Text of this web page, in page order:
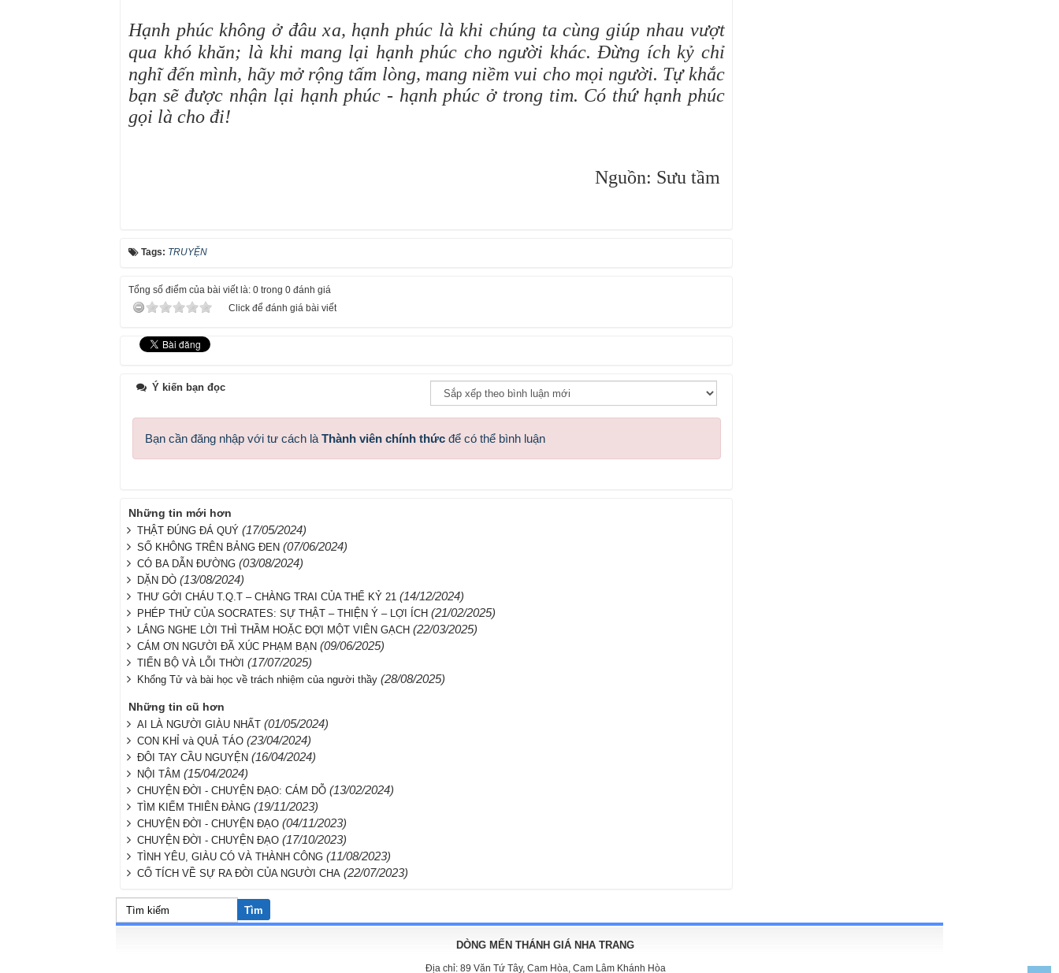
Hạnh phúc không ở đâu xa, hạnh phúc là khi chúng ta cùng giúp nhau vượt
qua khó khăn; là khi mang lại hạnh phúc cho người khác. Đừng ích kỷ chỉ
nghĩ đến mình, hãy mở rộng tấm lòng, mang niềm vui cho mọi người. Tự khắc
bạn sẽ được nhận lại hạnh phúc - hạnh phúc ở trong tim. Có thứ hạnh phúc
gọi là cho đi!
Nguồn: Sưu tầm
Tags: TRUYỆN
Tổng số điểm của bài viết là: 0 trong 0 đánh giá
Click để đánh giá bài viết
Ý kiến bạn đọc
Bạn cần đăng nhập với tư cách là Thành viên chính thức để có thể bình luận
Những tin mới hơn
THẬT ĐÚNG ĐÁ QUÝ (17/05/2024)
SỐ KHÔNG TRÊN BẢNG ĐEN (07/06/2024)
CÓ BA DẪN ĐƯỜNG (03/08/2024)
DẶN DÒ (13/08/2024)
THƯ GỞI CHÁU T.Q.T – CHÀNG TRAI CỦA THẾ KỶ 21 (14/12/2024)
PHÉP THỬ CỦA SOCRATES: SỰ THẬT – THIỆN Ý – LỢI ÍCH (21/02/2025)
LẮNG NGHE LỜI THÌ THẦM HOẶC ĐỢI MỘT VIÊN GẠCH (22/03/2025)
CÁM ƠN NGƯỜI ĐÃ XÚC PHẠM BẠN (09/06/2025)
TIẾN BỘ VÀ LỖI THỜI (17/07/2025)
Khổng Tử và bài học về trách nhiệm của người thầy (28/08/2025)
Những tin cũ hơn
AI LÀ NGƯỜI GIÀU NHẤT (01/05/2024)
CON KHỈ và QUẢ TÁO (23/04/2024)
ĐÔI TAY CẦU NGUYỆN (16/04/2024)
NỘI TÂM (15/04/2024)
CHUYỆN ĐỜI - CHUYỆN ĐẠO: CÁM DỖ (13/02/2024)
TÌM KIẾM THIÊN ĐÀNG (19/11/2023)
CHUYỆN ĐỜI - CHUYỆN ĐẠO (04/11/2023)
CHUYỆN ĐỜI - CHUYỆN ĐẠO (17/10/2023)
TÌNH YÊU, GIÀU CÓ VÀ THÀNH CÔNG (11/08/2023)
CỔ TÍCH VỀ SỰ RA ĐỜI CỦA NGƯỜI CHA (22/07/2023)
Tìm
DÒNG MẾN THÁNH GIÁ NHA TRANG
Địa chỉ: 89 Văn Tứ Tây, Cam Hòa, Cam Lâm Khánh Hòa